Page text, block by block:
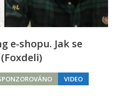
e-shopu. Jak se
VIDEO